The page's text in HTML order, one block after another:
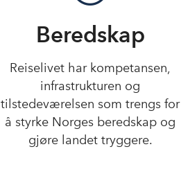
Beredskap
Reiselivet har kompetansen,
infrastrukturen og
tilstedeværelsen som trengs for
å styrke Norges beredskap og
gjøre landet tryggere.